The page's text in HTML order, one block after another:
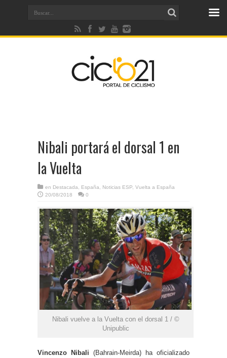
Nibali portará el dorsal 1 en
la Vuelta
en Destacada España Noticias ESP Vuelta a España
20/08/2018
0
Nibali vuelve a la Vuelta con el dorsal 1 / ©
Unipublic
Vincenzo Nibali (Bahrain-Meirda) ha oficializado